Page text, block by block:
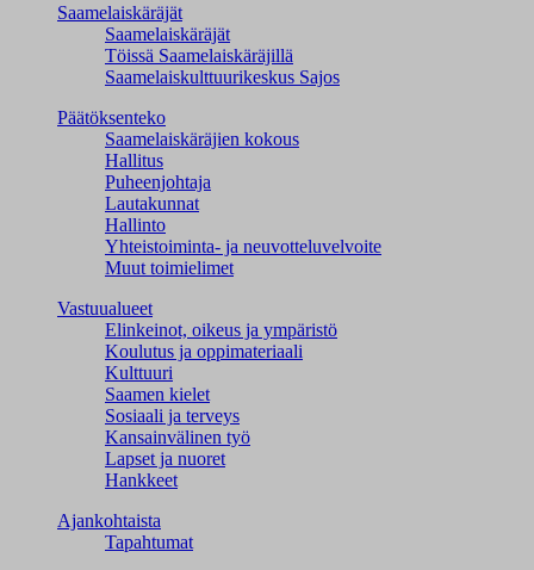
Saamelaiskäräjät
Saamelaiskäräjät
Töissä Saamelaiskäräjillä
Saamelaiskulttuuri­keskus Sajos
Päätöksenteko
Saamelaiskäräjien kokous
Hallitus
Puheenjohtaja
Lautakunnat
Hallinto
Yhteistoiminta- ja neuvotteluvelvoite
Muut toimielimet
Vastuualueet
Elinkeinot, oikeus ja ympäristö
Koulutus ja oppimateriaali
Kulttuuri
Saamen kielet
Sosiaali ja terveys
Kansainvälinen työ
Lapset ja nuoret
Hankkeet
Ajankohtaista
Tapahtumat